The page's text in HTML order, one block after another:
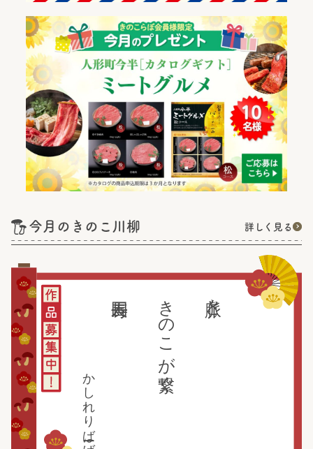
今月のきのこ川柳 詳しく見る
脈々と
きのこが繋ぐ
かしれりばーば